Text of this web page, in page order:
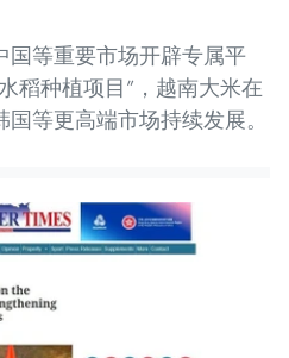
国等重要市场开辟专属平
稻种植项目”，越南大米在
等更高端市场持续发展。